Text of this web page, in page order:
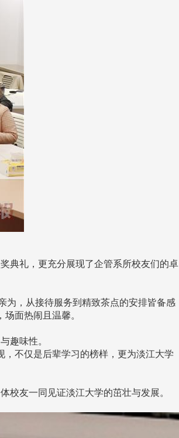
典礼，更充分展现了企管系所校友们的卓
为，从接待服务到精致茶点的安排皆备感
面热闹且温馨。
趣味性。
不仅是后辈学习的榜样，更为淡江大学
友一同见证淡江大学的茁壮与发展。